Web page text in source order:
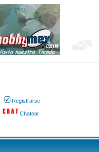
Registrarse
Chatear